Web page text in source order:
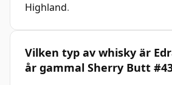
Highland.
Vilken typ av whisky är
år gammal Sherry Butt